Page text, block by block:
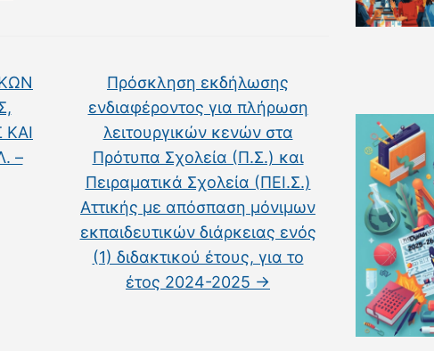
–
Πρόσκληση εκδήλωσης
ενδιαφέροντος για πλήρωση
λειτουργικών κενών στα
Πρότυπα Σχολεία (Π.Σ.) και
Πειραματικά Σχολεία (ΠΕΙ.Σ.)
Αττικής με απόσπαση μόνιμων
εκπαιδευτικών διάρκειας ενός
(1) διδακτικού έτους, για το
έτος 2024-2025 →